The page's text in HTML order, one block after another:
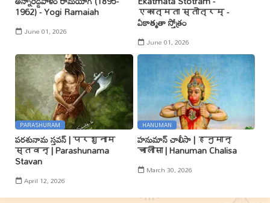
1962) - Yogi Ramaiah
June 01, 2026
एकात्मता स्तोत्रम् -
ఏకాత్మతా స్తోత్రం
June 01, 2026
PARASHURAM
పరశునామ స్తవన్ | परशुनाम
स्तवन् | Parashunama
Stavan
April 12, 2026
HANUMAN
హనుమాన్ చాలీసా | हनुमान्
चालीसा | Hanuman Chalisa
March 30, 2026